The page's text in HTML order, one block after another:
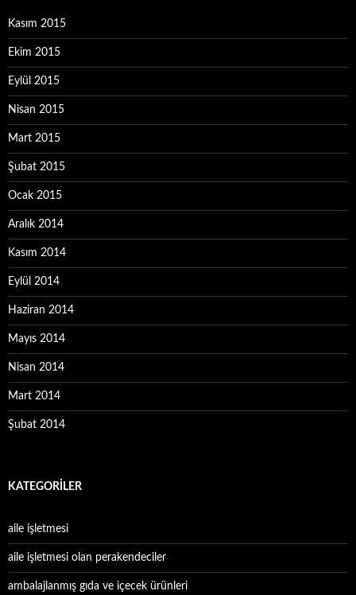
Kasım 2015
Ekim 2015
Eylül 2015
Nisan 2015
Mart 2015
Şubat 2015
Ocak 2015
Aralık 2014
Kasım 2014
Eylül 2014
Haziran 2014
Mayıs 2014
Nisan 2014
Mart 2014
Şubat 2014
KATEGORILER
aile işletmesi
aile işletmesi olan perakendeciler
ambalajlanmış gıda ve içecek ürünleri